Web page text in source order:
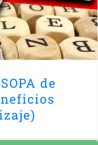
de